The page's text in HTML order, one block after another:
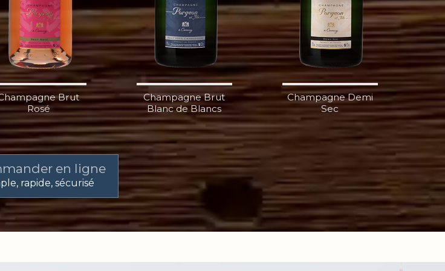
Brut
Rosé
Champagne Brut
Blanc de Blancs
Champagne Demi
Sec
en ligne
rapide, sécurisé